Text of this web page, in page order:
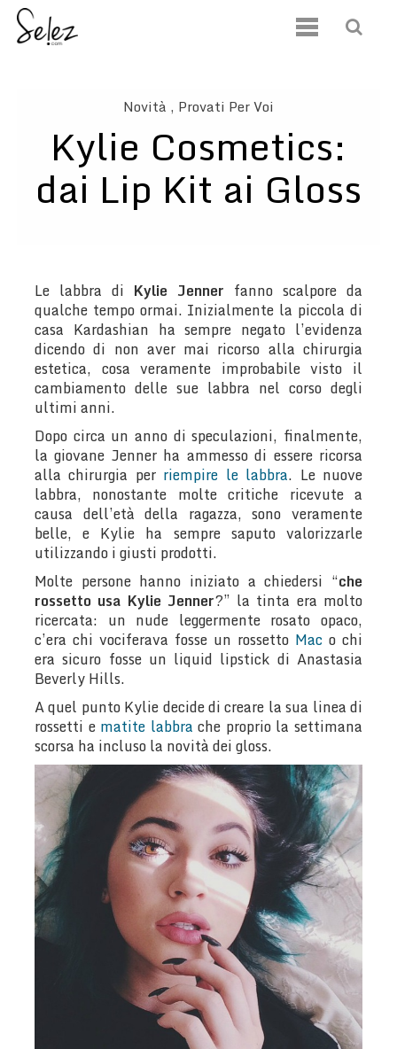
Novità , Provati Per Voi
Kylie Cosmetics:
dai Lip Kit ai Gloss
Le labbra di Kylie Jenner fanno scalpore da
qualche tempo ormai. Inizialmente la piccola di
casa Kardashian ha sempre negato l’evidenza
dicendo di non aver mai ricorso alla chirurgia
estetica, cosa veramente improbabile visto il
cambiamento delle sue labbra nel corso degli
ultimi anni.
Dopo circa un anno di speculazioni, finalmente,
la giovane Jenner ha ammesso di essere ricorsa
alla chirurgia per riempire le labbra. Le nuove
labbra, nonostante molte critiche ricevute a
causa dell’età della ragazza, sono veramente
belle, e Kylie ha sempre saputo valorizzarle
utilizzando i giusti prodotti.
Molte persone hanno iniziato a chiedersi “che
rossetto usa Kylie Jenner?” la tinta era molto
ricercata: un nude leggermente rosato opaco,
c’era chi vociferava fosse un rossetto Mac o chi
era sicuro fosse un liquid lipstick di Anastasia
Beverly Hills.
A quel punto Kylie decide di creare la sua linea di
rossetti e matite labbra che proprio la settimana
scorsa ha incluso la novità dei gloss.